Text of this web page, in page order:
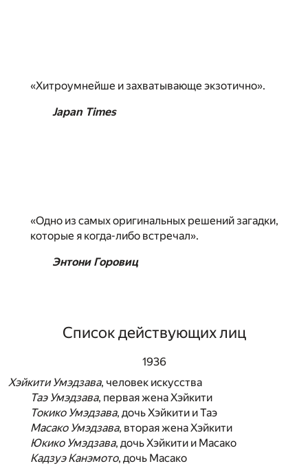
«Хитроумнейше и захватывающе экзотично».
Japan Times
«Одно из самых оригинальных решений загадки,
которые я когда-либо встречал».
Энтони Горовиц
Список действующих лиц
1936
Хэйкити Умэдзава, человек искусства
Таэ Умэдзава, первая жена Хэйкити
Токико Умэдзава, дочь Хэйкити и Таэ
Масако Умэдзава, вторая жена Хэйкити
Юкико Умэдзава, дочь Хэйкити и Масако
Кадзуэ Канэмото, дочь Масако